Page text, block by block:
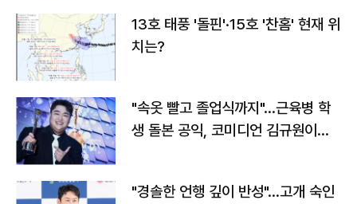
13호 태풍 '돌핀'·15호 '찬홈' 현재 위
치는?
"속옷 빨고 졸업식까지"…근육병 학
생 돌본 공익, 코미디언 김규원이었
"경솔한 언행 깊이 반성"…고개 숙인